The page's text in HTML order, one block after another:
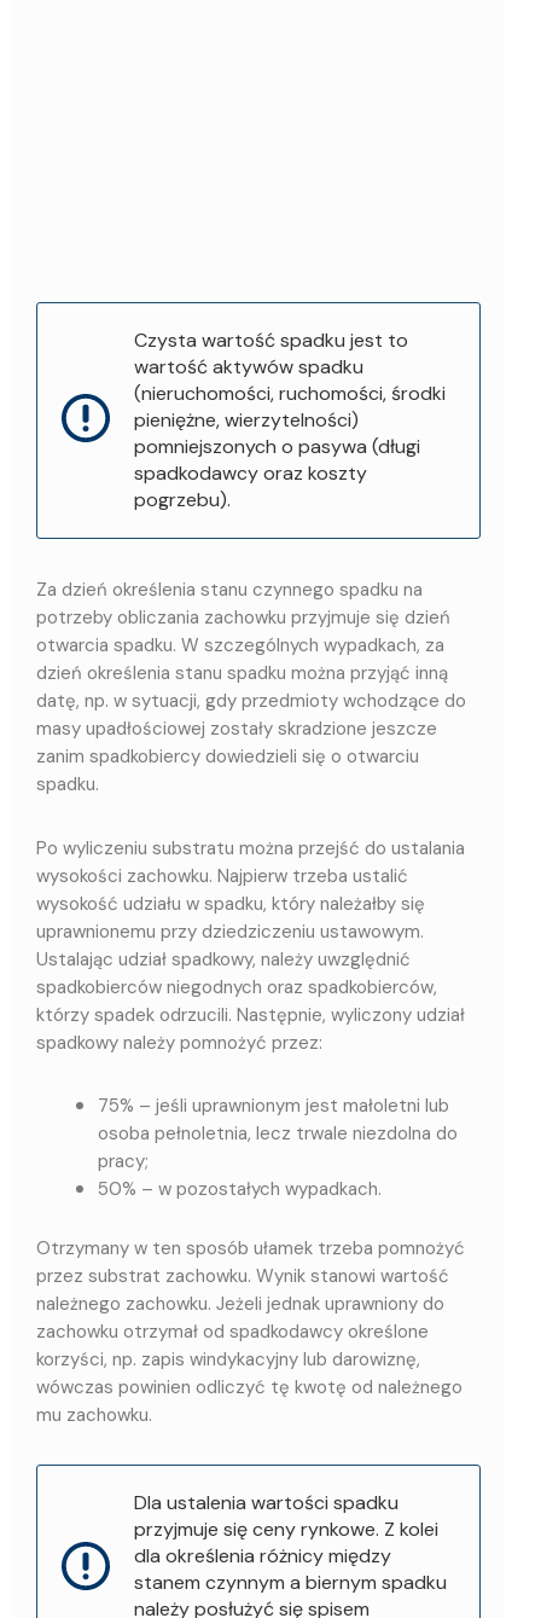
Czysta wartość spadku jest to
wartość aktywów spadku
(nieruchomości, ruchomości, środki
pieniężne, wierzytelności)
pomniejszonych o pasywa (długi
spadkodawcy oraz koszty
pogrzebu).
Za dzień określenia stanu czynnego spadku na
potrzeby obliczania zachowku przyjmuje się dzień
otwarcia spadku. W szczególnych wypadkach, za
dzień określenia stanu spadku można przyjąć inną
datę, np. w sytuacji, gdy przedmioty wchodzące do
masy upadłościowej zostały skradzione jeszcze
zanim spadkobiercy dowiedzieli się o otwarciu
spadku.
Po wyliczeniu substratu można przejść do ustalania
wysokości zachowku. Najpierw trzeba ustalić
wysokość udziału w spadku, który należałby się
uprawnionemu przy dziedziczeniu ustawowym.
Ustalając udział spadkowy, należy uwzględnić
spadkobierców niegodnych oraz spadkobierców,
którzy spadek odrzucili. Następnie, wyliczony udział
spadkowy należy pomnożyć przez:
75% – jeśli uprawnionym jest małoletni lub
osoba pełnoletnia, lecz trwale niezdolna do
pracy;
50% – w pozostałych wypadkach.
Otrzymany w ten sposób ułamek trzeba pomnożyć
przez substrat zachowku. Wynik stanowi wartość
należnego zachowku. Jeżeli jednak uprawniony do
zachowku otrzymał od spadkodawcy określone
korzyści, np. zapis windykacyjny lub darowiznę,
wówczas powinien odliczyć tę kwotę od należnego
mu zachowku.
Dla ustalenia wartości spadku
przyjmuje się ceny rynkowe. Z kolei
dla określenia różnicy między
stanem czynnym a biernym spadku
należy posłużyć się spisem